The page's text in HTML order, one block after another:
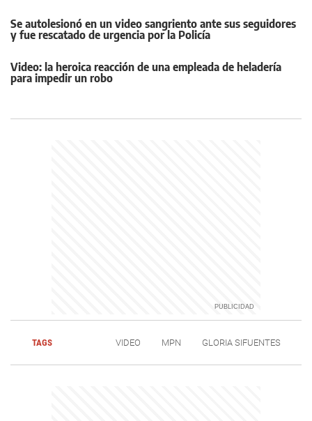
Se autolesionó en un video sangriento ante sus seguidores
y fue rescatado de urgencia por la Policía
Video: la heroica reacción de una empleada de heladería
para impedir un robo
TAGS VIDEO MPN GLORIA SIFUENTES